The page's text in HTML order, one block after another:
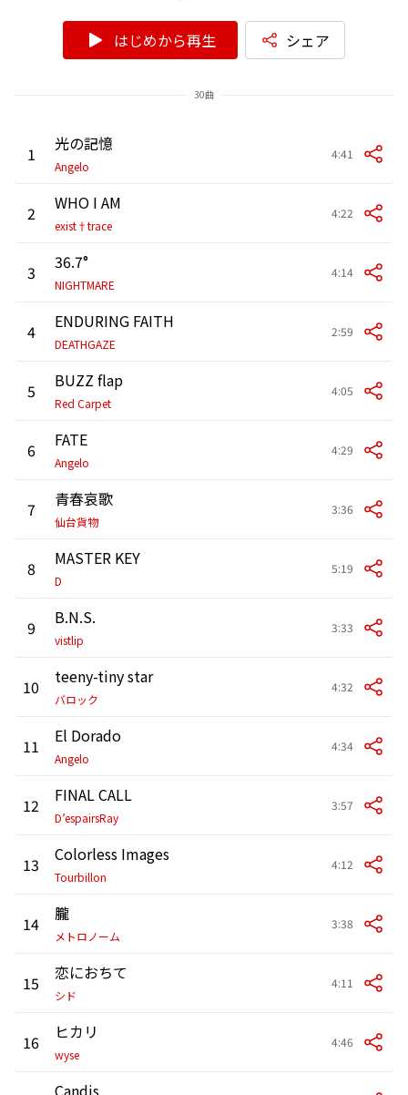
はじめから再生 シェア
30曲
1 光の記憶
Angelo
4:41
2 WHO I AM
exist†trace
4:22
3 36.7°
NIGHTMARE
4:14
4 ENDURING FAITH
DEATHGAZE
2:59
5 BUZZ flap
Red Carpet
4:05
6 FATE
Angelo
4:29
7 青春哀歌
仙台貨物
3:36
8 MASTER KEY
D
5:19
9 B.N.S.
vistlip
3:33
10 teeny-tiny star
バロック
4:32
11 El Dorado
Angelo
4:34
12 FINAL CALL
D’espairsRay
3:57
13 Colorless Images
Tourbillon
4:12
14 朧
メトロノーム
3:38
15 恋におちて
シド
4:11
16 ヒカリ
wyse
4:46
Candis